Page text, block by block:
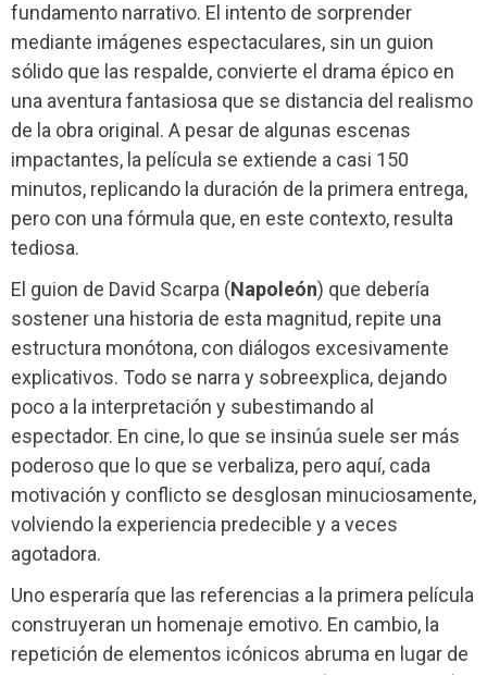
fundamento narrativo. El intento de sorprender
mediante imágenes espectaculares, sin un guion
sólido que las respalde, convierte el drama épico en
una aventura fantasiosa que se distancia del realismo
de la obra original. A pesar de algunas escenas
impactantes, la película se extiende a casi 150
minutos, replicando la duración de la primera entrega,
pero con una fórmula que, en este contexto, resulta
tediosa.
El guion de David Scarpa (Napoleón) que debería
sostener una historia de esta magnitud, repite una
estructura monótona, con diálogos excesivamente
explicativos. Todo se narra y sobreexplica, dejando
poco a la interpretación y subestimando al
espectador. En cine, lo que se insinúa suele ser más
poderoso que lo que se verbaliza, pero aquí, cada
motivación y conflicto se desglosan minuciosamente,
volviendo la experiencia predecible y a veces
agotadora.
Uno esperaría que las referencias a la primera película
construyeran un homenaje emotivo. En cambio, la
repetición de elementos icónicos abruma en lugar de